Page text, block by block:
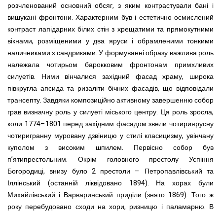
розчленований основний обсяг, з яким контрастували бані і
вишукані фронтони. Характерним був і естетично осмислений
контраст лапідарних білих стін з хрещатими та прямокутними
вікнами, розміщеними у два яруси і обрамленими тонкими
наличниками з сандриками. У формуванні образу важлива роль
належала чотирьом барокковим фронтонам примхливих
силуетів. Ними вінчалися західний фасад храму, широка
півкругла апсида та ризаліти бічних фасадів, що відповідали
трансепту. Завдяки композиційно активному завершенню собор
грав визначну роль у силуеті міського центру. Ця роль зросла,
коли 1774–1801 перед західним фасадом звели чотириярусну
чотиригранну муровану дзвіницю у стилі класицизму, увінчану
куполом з високим шпилем. Первісно собор був
п’ятипрестольним. Окрім головного престолу Успіння
Богородиці, внизу було 2 престоли – Петропавлівський та
Іллінський (останній ліквідовано 1894). На хорах були
Михайлівський і Варваринський приділи (знято 1869). Того ж
року перебудовано сходи на хори, ризницю і паламарню. В